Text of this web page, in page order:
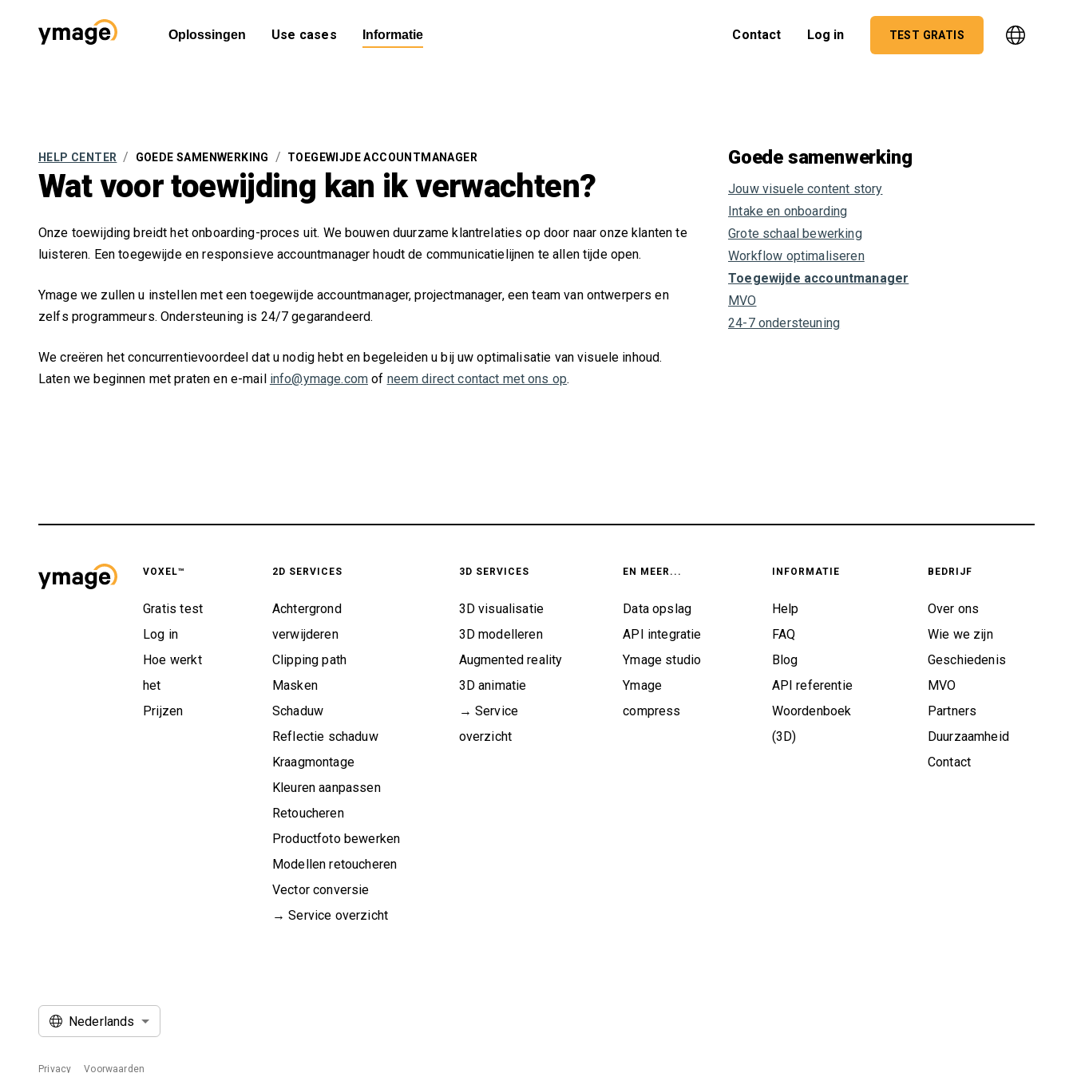
Oplossingen Use cases Informatie Contact Log in TEST GRATIS
HELP CENTER / GOEDE SAMENWERKING / TOEGEWIJDE ACCOUNTMANAGER
Wat voor toewijding kan ik verwachten?
Onze toewijding breidt het onboarding-proces uit. We bouwen duurzame klantrelaties op door naar onze klanten te
luisteren. Een toegewijde en responsieve accountmanager houdt de communicatielijnen te allen tijde open.
Ymage we zullen u instellen met een toegewijde accountmanager, projectmanager, een team van ontwerpers en
zelfs programmeurs. Ondersteuning is 24/7 gegarandeerd.
We creëren het concurrentievoordeel dat u nodig hebt en begeleiden u bij uw optimalisatie van visuele inhoud.
Laten we beginnen met praten en e-mail info@ymage.comof neem direct contact met ons op.
Goede samenwerking
Jouw visuele content story
Intake en onboarding
Grote schaal bewerking
Workflow optimaliseren
Toegewijde accountmanager
MVO
24-7 ondersteuning
VOXEL™
Gratis test
Log in
Hoe werkt
het
Prijzen
2D SERVICES
Achtergrond
verwijderen
Clipping path
Masken
Schaduw
Reflectie schaduw
Kraagmontage
Kleuren aanpassen
Retoucheren
Productfoto bewerken
Modellen retoucheren
Vector conversie
→ Service overzicht
3D SERVICES
3D visualisatie
3D modelleren
Augmented reality
3D animatie
→ Service
overzicht
EN MEER...
Data opslag
API integratie
Ymage studio
Ymage
compress
INFORMATIE
Help
FAQ
Blog
API referentie
Woordenboek
(3D)
BEDRIJF
Over ons
Wie we zijn
Geschiedenis
MVO
Partners
Duurzaamheid
Contact
Nederlands
Privacy Voorwaarden